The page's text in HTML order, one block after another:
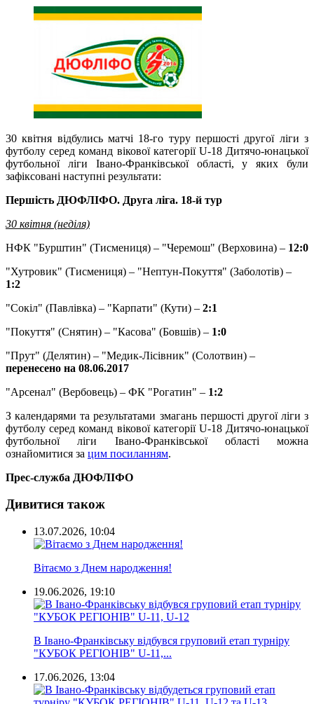
30 квітня відбулись матчі 18-го туру першості другої ліги з
футболу серед команд вікової категорії U-18 Дитячо-юнацької
футбольної ліги Івано-Франківської області, у яких були
зафіксовані наступні результати:
Першість ДЮФЛІФО. Друга ліга. 18-й тур
30 квітня (неділя)
НФК "Бурштин" (Тисмениця) – "Черемош" (Верховина) – 12:0
"Хутровик" (Тисмениця) – "Нептун-Покуття" (Заболотів) –
1:2
"Сокіл" (Павлівка) – "Карпати" (Кути) – 2:1
"Покуття" (Снятин) – "Касова" (Бовшів) – 1:0
"Прут" (Делятин) – "Медик-Лісівник" (Солотвин) –
перенесено на 08.06.2017
"Арсенал" (Вербовець) – ФК "Рогатин" – 1:2
З календарями та результатами змагань першості другої ліги з
футболу серед команд вікової категорії U-18 Дитячо-юнацької
футбольної ліги Івано-Франківської області можна
ознайомитися за цим посиланням.
Прес-служба ДЮФЛІФО
Дивитися також
13.07.2026, 10:04
Вітаємо з Днем народження!
19.06.2026, 19:10
В Івано-Франківську відбувся груповий етап турніру
"КУБОК РЕГІОНІВ" U-11,...
17.06.2026, 13:04